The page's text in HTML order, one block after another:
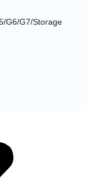
G6/G7/Storage